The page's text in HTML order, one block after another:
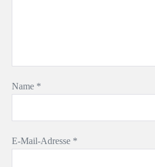
Name *
E-Mail-Adresse *